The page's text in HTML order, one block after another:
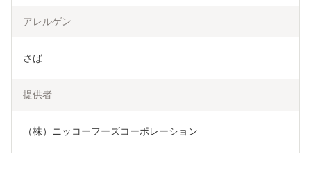
アレルゲン
さば
提供者
（株）ニッコーフーズコーポレーション